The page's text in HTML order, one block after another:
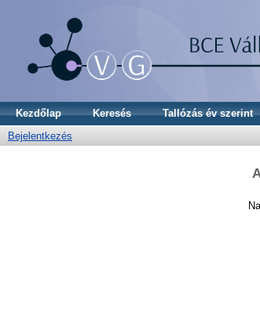
Kezdőlap Keresés Tallózás év szerint
Bejelentkezés